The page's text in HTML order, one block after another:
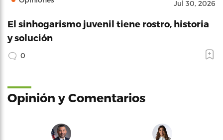
Jul 30, 2026
El sinhogarismo juvenil tiene rostro, historia
y solución
0
Opinión y Comentarios